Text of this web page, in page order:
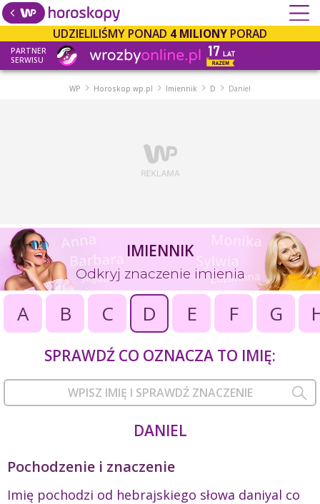
UDZIELILIŚMY PONAD 4 MILIONY PORAD
PARTNER
SERWISU
WP Horoskop.wp.pl Imiennik D Daniel
IMIENNIK
Odkryj znaczenie imienia
A B C D E F G
SPRAWDŹ CO OZNACZA TO IMIĘ:
DANIEL
Pochodzenie i znaczenie
Imię pochodzi od hebrajskiego słowa daniyal co